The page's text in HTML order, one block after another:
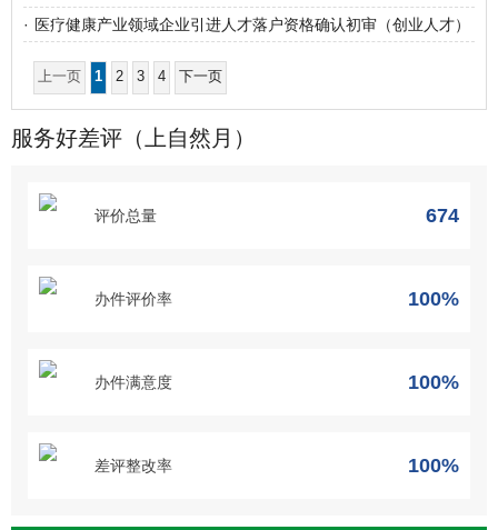
· 医疗健康产业领域企业引进人才落户资格确认初审（创业人才）
上一页 1 2 3 4 下一页
服务好差评（上自然月）
评价总量 674
办件评价率 100%
办件满意度 100%
差评整改率 100%